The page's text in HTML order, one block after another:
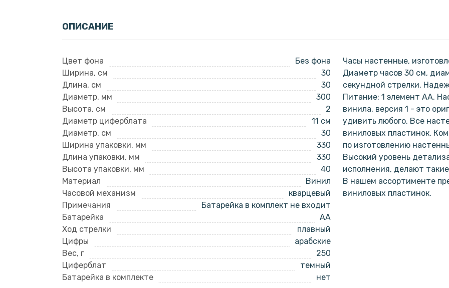
ОПИСАНИЕ
Цвет фона
Без фона
Ширина, см
30
Длина, см
30
Диаметр, мм
300
Высота, см
2
Диаметр циферблата
11 см
Диаметр, см
30
Ширина упаковки, мм
330
Длина упаковки, мм
330
Высота упаковки, мм
40
Материал
Винил
Часовой механизм
кварцевый
Примечания
Батарейка в комплект не входит
Батарейка
AA
Ход стрелки
плавный
Цифры
арабские
Вес, г
250
Циферблат
темный
Батарейка в комплекте
нет
Часы настенные,
Диаметр часов 30 см,
секундной стрелки.
Питание: 1 элемент АА.
винила, версия 1 - это
удивить любого. Все
виниловых пластинок.
по изготовлению
Высокий уровень
исполнения, делают
В нашем ассортименте
виниловых пластинок.